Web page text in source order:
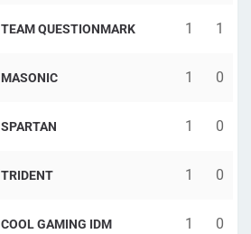
TEAM QUESTIONMARK 1 1
MASONIC 1 0
SPARTAN 1 0
TRIDENT 1 0
COOL GAMING IDM 1 0